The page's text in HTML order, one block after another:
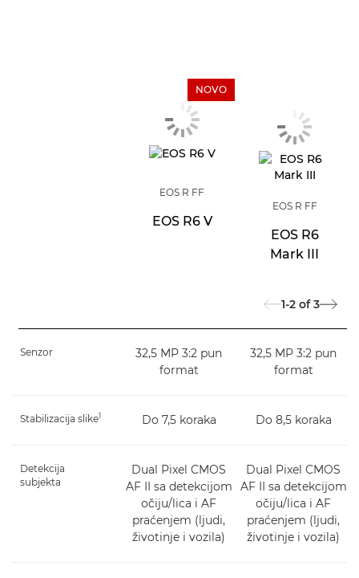
NOVO
EOS R FF
EOS R6 V
EOS R FF
EOS R6
Mark III
1-2 of 3
Senzor
32,5 MP 3:2 pun
format
32,5 MP 3:2 pun
format
Stabilizacija slike1 Do 7,5 koraka Do 8,5 koraka
Detekcija
subjekta
Dual Pixel CMOS
AF II sa detekcijom
očiju/lica i AF
praćenjem (ljudi,
životinje i vozila)
Dual Pixel CMOS
AF II sa detekcijom
očiju/lica i AF
praćenjem (ljudi,
životinje i vozila)